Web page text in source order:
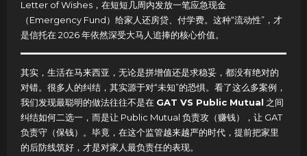
Letter of Wishes，在短短几周内发放一笔应急现金
（Emergency Fund）给家人还房贷、付学费。这种“流动性”，才
是信托在 2026 年依然深受大马人追捧的核心价值。
其实，生活在马来西亚，无论是拼增值还是求稳妥，都没有绝对的
对错。很多人的纠结，其实源于对“未知”的恐惧。看了这么多案例，
我们发现最聪明的做法往往不是在 GAT VS Public Mutual 之间
纠结如何二选一，而是让 Public Mutual 负责攻（赚钱），让 GAT
负责守（保钱）。毕竟，在这个监管越来越严的时代，提前把家里
的后防线筑好，才是对家人最负责任的表现。